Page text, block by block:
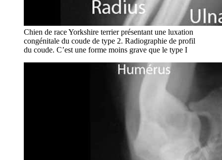
Chien de race Yorkshire terrier présentant une luxation
congénitale du coude de type 2. Radiographie de profil
du coude. C’est une forme moins grave que le type I